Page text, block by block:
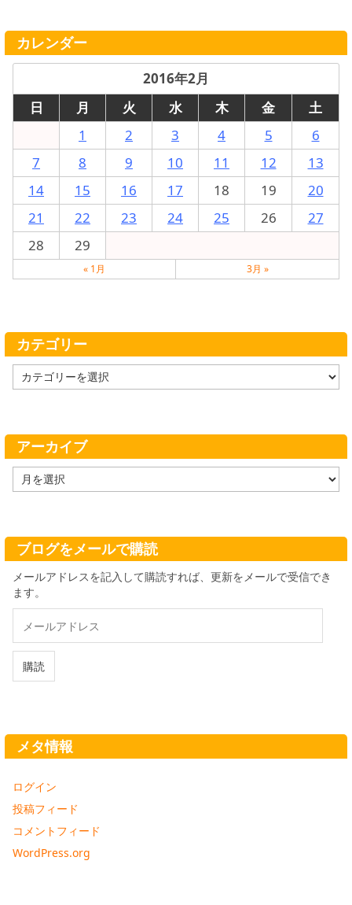
カレンダー
2016年2月
日
月 火 水 木 金
土
1
2 3 4 5
6
7
8 9 10 11 12
13
14
15 16 17 18 19
20
21
22 23 24 25 26
27
28
29
« 1月 3月 »
カテゴリー
テ
ー
アーカイブ
ー
ブ
ブログをメールで購読
メールアドレスを記入して購読すれば、更新をメールで受信でき
ます。
ル
ド
購読
メタ情報
ログイン
投稿フィード
コメントフィード
WordPress.org